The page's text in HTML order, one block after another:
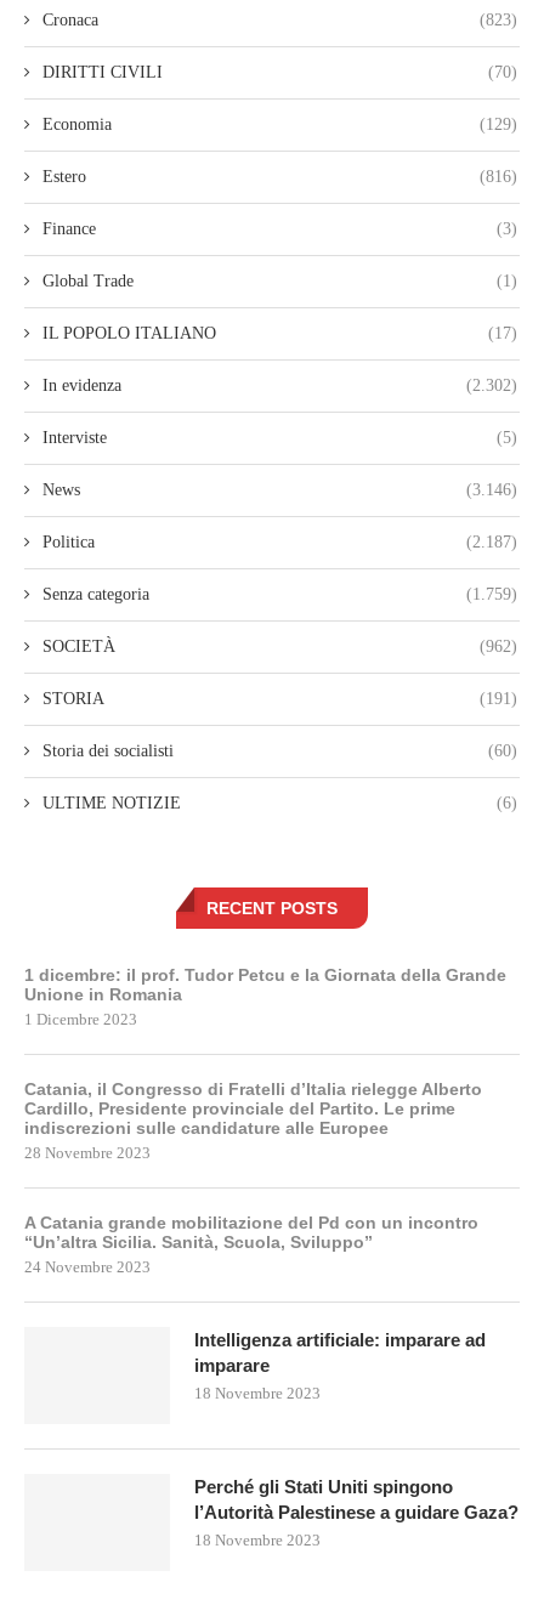
Cronaca (823)
DIRITTI CIVILI (70)
Economia (129)
Estero (816)
Finance (3)
Global Trade (1)
IL POPOLO ITALIANO (17)
In evidenza (2.302)
Interviste (5)
News (3.146)
Politica (2.187)
Senza categoria (1.759)
SOCIETÀ (962)
STORIA (191)
Storia dei socialisti (60)
ULTIME NOTIZIE (6)
RECENT POSTS
1 dicembre: il prof. Tudor Petcu e la Giornata della Grande
Unione in Romania
1 Dicembre 2023
Catania, il Congresso di Fratelli d’Italia rielegge Alberto
Cardillo, Presidente provinciale del Partito. Le prime
indiscrezioni sulle candidature alle Europee
28 Novembre 2023
A Catania grande mobilitazione del Pd con un incontro
“Un’altra Sicilia. Sanità, Scuola, Sviluppo”
24 Novembre 2023
Intelligenza artificiale: imparare ad
imparare
18 Novembre 2023
Perché gli Stati Uniti spingono
l’Autorità Palestinese a guidare Gaza?
18 Novembre 2023